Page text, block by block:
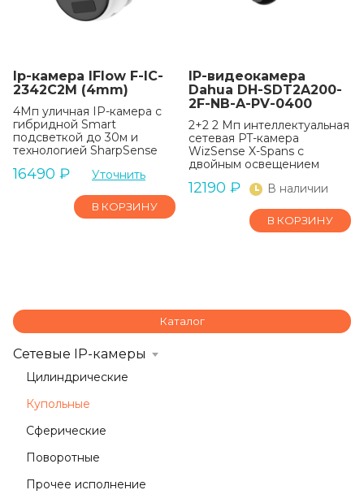
Ip-камера IFlow F-IC-
2342C2M (4mm)
4Мп уличная IP-камера с
гибридной Smart
подсветкой до 30м и
технологией SharpSense
16490 ₽ Уточнить
В КОРЗИНУ
IP-видеокамера
Dahua DH-SDT2A200-
2F-NB-A-PV-0400
2+2 2 Мп интеллектуальная
сетевая PT-камера
WizSense X-Spans с
двойным освещением
12190 ₽ В наличии
В КОРЗИНУ
Каталог
Сетевые IP-камеры
Цилиндрические
Купольные
Сферические
Поворотные
Прочее исполнение